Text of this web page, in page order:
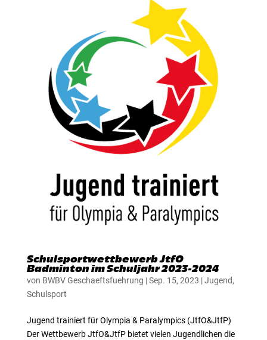
Schulsportwettbewerb JtfO
Badminton im Schuljahr 2023-2024
von BWBV Geschaeftsfuehrung |Sep. 15, 2023 |Jugend,
Schulsport
Jugend trainiert für Olympia & Paralympics (JtfO&JtfP)
Der Wettbewerb JtfO&JtfP bietet vielen Jugendlichen die